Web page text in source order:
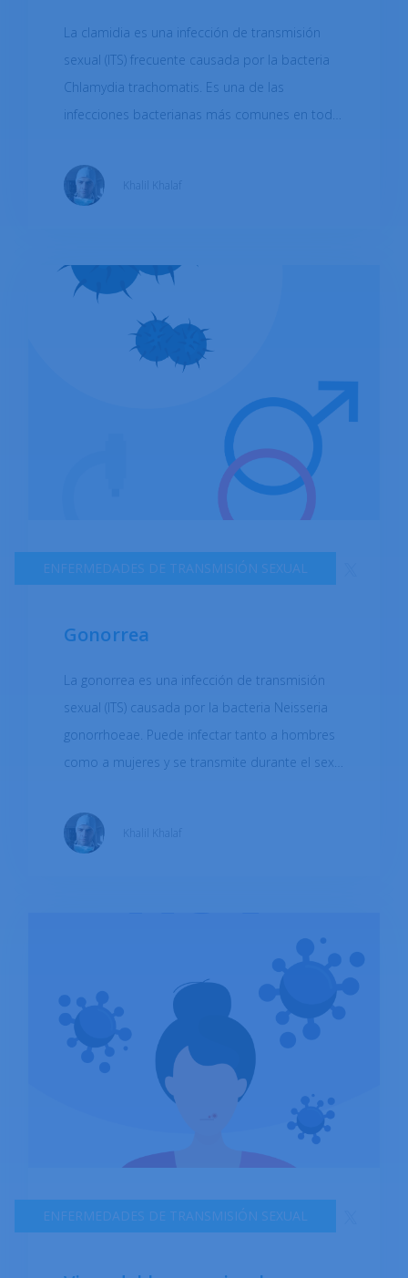
La clamidia es una infección de transmisión
sexual (ITS) frecuente causada por la bacteria
Chlamydia trachomatis. Es una de las
infecciones bacterianas más comunes en todo
mujeres. Puede transmitirse durante el sexo
vaginal, anal u oral con una pareja infectada, y
infección a menudo no presenta síntomas y, si
no se trata, puede provocar complicaciones
graves, como la enfermedad inflamatoria
pélvica (EIP), infertilidad y un mayor riesgo de
puede tratar fácilmente con antibióticos, y la
detección y el tratamiento tempranos pueden
prevenir problemas de salud a largo plazo. En
este contexto, es importante comprender las
causas, los síntomas y las opciones de
tratamiento de la clamidia para prevenir su
propagación y promover una buena salud
Khalil Khalaf
ENFERMEDADES DE TRANSMISIÓN SEXUAL
Gonorrea
La gonorrea es una infección de transmisión
sexual (ITS) causada por la bacteria Neisseria
gonorrhoeae. Puede infectar tanto a hombres
como a mujeres y se transmite durante el sexo
También puede transmitirse de una madre
infectada a su bebé durante el parto. Los
provocar complicaciones graves. Para reducir el
riesgo de infección por gonorrea, es
importante practicar sexo seguro usando
preservativos, hacerse pruebas de ITS con
regularidad e informar a las parejas sexuales si
se ha recibido un diagnóstico de ITS. Si
sospechas que podrías haber estado
expuesto a la gonorrea, es importante hacerte
pruebas y recibir tratamiento lo antes posible
para evitar una mayor transmisión y
complicaciones. La OMS informó que en 2020
Khalil Khalaf
ENFERMEDADES DE TRANSMISIÓN SEXUAL